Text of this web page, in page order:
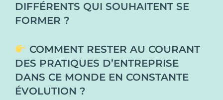
DIFFÉRENTS QUI SOUHAITENT SE
FORMER ?
COMMENT RESTER AU COURANT
DES PRATIQUES D’ENTREPRISE
DANS CE MONDE EN CONSTANTE
ÉVOLUTION ?